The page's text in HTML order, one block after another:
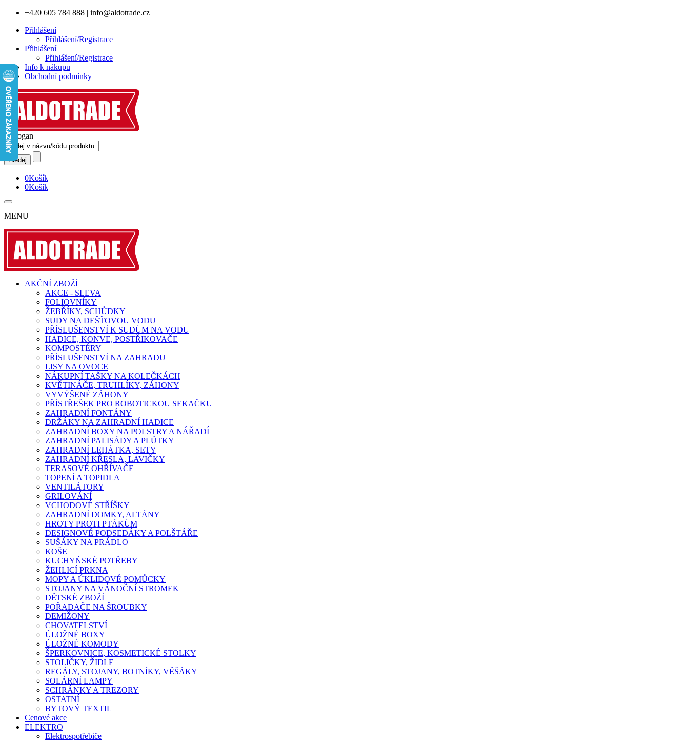
+420 605 784 888 | info@aldotrade.cz
Přihlášení
Přihlášení/Registrace
Přihlášení
Přihlášení/Registrace
Info k nákupu
Obchodní podmínky
0Košík
0Košík
MENU
AKČNÍ ZBOŽÍ
AKCE - SLEVA
FOLIOVNÍKY
ŽEBŘÍKY, SCHŮDKY
SUDY NA DEŠŤOVOU VODU
PŘÍSLUŠENSTVÍ K SUDŮM NA VODU
HADICE, KONVE, POSTŘIKOVAČE
KOMPOSTÉRY
PŘÍSLUŠENSTVÍ NA ZAHRADU
LISY NA OVOCE
NÁKUPNÍ TAŠKY NA KOLEČKÁCH
KVĚTINÁČE, TRUHLÍKY, ZÁHONY
VYVÝŠENÉ ZÁHONY
PŘÍSTŘEŠEK PRO ROBOTICKOU SEKAČKU
ZAHRADNÍ FONTÁNY
DRŽÁKY NA ZAHRADNÍ HADICE
ZAHRADNÍ BOXY NA POLSTRY A NÁŘADÍ
ZAHRADNÍ PALISÁDY A PLŮTKY
ZAHRADNÍ LEHÁTKA, SETY
ZAHRADNÍ KŘESLA, LAVIČKY
TERASOVÉ OHŘÍVAČE
TOPENÍ A TOPIDLA
VENTILÁTORY
GRILOVÁNÍ
VCHODOVÉ STŘÍŠKY
ZAHRADNÍ DOMKY, ALTÁNY
HROTY PROTI PTÁKŮM
DESIGNOVÉ PODSEDÁKY A POLŠTÁŘE
SUŠÁKY NA PRÁDLO
KOŠE
KUCHYŃSKÉ POTŘEBY
ŽEHLICÍ PRKNA
MOPY A ÚKLIDOVÉ POMŮCKY
STOJANY NA VÁNOČNÍ STROMEK
DĚTSKÉ ZBOŽÍ
POŘADAČE NA ŠROUBKY
DEMIŽONY
CHOVATELSTVÍ
ÚLOŽNÉ BOXY
ÚLOŽNÉ KOMODY
ŠPERKOVNICE, KOSMETICKÉ STOLKY
STOLIČKY, ŽIDLE
REGÁLY, STOJANY, BOTNÍKY, VĚŠÁKY
SOLÁRNÍ LAMPY
SCHRÁNKY A TREZORY
OSTATNÍ
BYTOVÝ TEXTIL
Cenové akce
ELEKTRO
Elektrospotřebiče